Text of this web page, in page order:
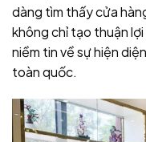
dàng tìm thấy cửa
không chỉ tạo thuận
niềm tin về sự hiện
toàn quốc.